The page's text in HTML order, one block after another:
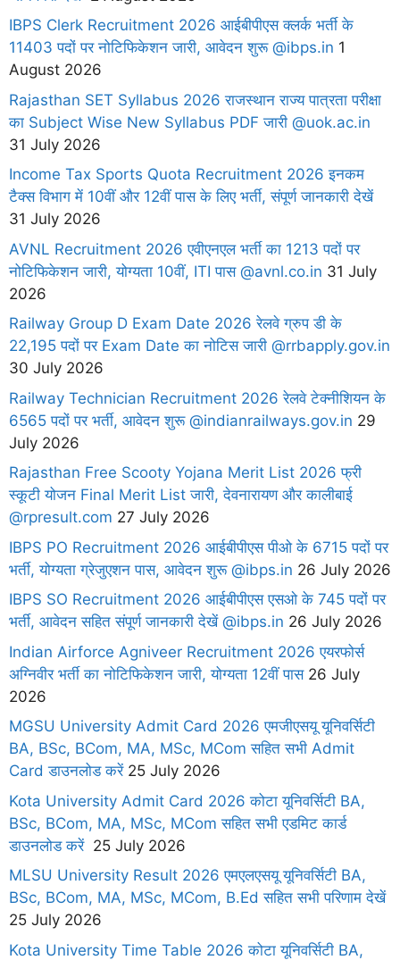
IBPS Clerk Recruitment 2026 आईबीपीएस क्लर्क भर्ती के
11403 पदों पर नोटिफिकेशन जारी, आवेदन शुरू @ibps.in 1
August 2026
Rajasthan SET Syllabus 2026 राजस्थान राज्य पात्रता परीक्षा
का Subject Wise New Syllabus PDF जारी @uok.ac.in
31 July 2026
Income Tax Sports Quota Recruitment 2026 इनकम
टैक्स विभाग में 10वीं और 12वीं पास के लिए भर्ती, संपूर्ण जानकारी देखें
31 July 2026
AVNL Recruitment 2026 एवीएनएल भर्ती का 1213 पदों पर
नोटिफिकेशन जारी, योग्यता 10वीं, ITI पास @avnl.co.in 31 July
2026
Railway Group D Exam Date 2026 रेलवे ग्रुप डी के
22,195 पदों पर Exam Date का नोटिस जारी @rrbapply.gov.in
30 July 2026
Railway Technician Recruitment 2026 रेलवे टेक्नीशियन के
6565 पदों पर भर्ती, आवेदन शुरू @indianrailways.gov.in 29
July 2026
Rajasthan Free Scooty Yojana Merit List 2026 फ्री
स्कूटी योजन Final Merit List जारी, देवनारायण और कालीबाई
@rpresult.com 27 July 2026
IBPS PO Recruitment 2026 आईबीपीएस पीओ के 6715 पदों पर
भर्ती, योग्यता ग्रेजुएशन पास, आवेदन शुरू @ibps.in 26 July 2026
IBPS SO Recruitment 2026 आईबीपीएस एसओ के 745 पदों पर
भर्ती, आवेदन सहित संपूर्ण जानकारी देखें @ibps.in 26 July 2026
Indian Airforce Agniveer Recruitment 2026 एयरफोर्स
अग्निवीर भर्ती का नोटिफिकेशन जारी, योग्यता 12वीं पास26 July
2026
MGSU University Admit Card 2026 एमजीएसयू यूनिवर्सिटी
BA, BSc, BCom, MA, MSc, MCom सहित सभी Admit
Card डाउनलोड करें25 July 2026
Kota University Admit Card 2026 कोटा यूनिवर्सिटी BA,
BSc, BCom, MA, MSc, MCom सहित सभी एडमिट कार्ड
डाउनलोड करें 25 July 2026
MLSU University Result 2026 एमएलएसयू यूनिवर्सिटी BA,
BSc, BCom, MA, MSc, MCom, B.Ed सहित सभी परिणाम देखें
25 July 2026
Kota University Time Table 2026 कोटा यूनिवर्सिटी BA,